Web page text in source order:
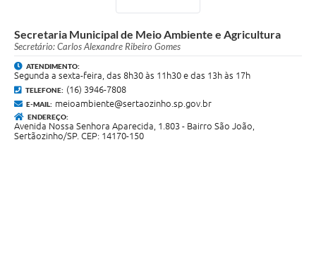
Secretaria Municipal de Meio Ambiente e Agricultura
Secretário: Carlos Alexandre Ribeiro Gomes
ATENDIMENTO:
Segunda a sexta-feira, das 8h30 às 11h30 e das 13h às 17h
TELEFONE: (16) 3946-7808
E-MAIL: meioambiente@sertaozinho.sp.gov.br
ENDEREÇO:
Avenida Nossa Senhora Aparecida, 1.803 - Bairro São João,
Sertãozinho/SP. CEP: 14170-150